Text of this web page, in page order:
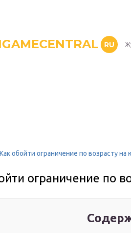
RU
Как обойти ограничение по возрасту на
ограничение по